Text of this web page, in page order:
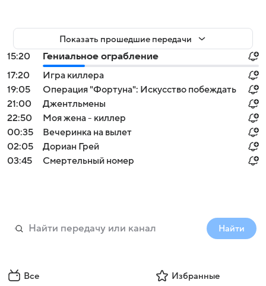
Показать прошедшие передачи
15:20
Гениальное ограбление
17:20
Игра киллера
19:05
Операция "Фортуна": Искусство побеждать
21:00
Джентльмены
22:50
Моя жена - киллер
00:35
Вечеринка на вылет
02:05
Дориан Грей
03:45
Смертельный номер
Найти
Все Избранные